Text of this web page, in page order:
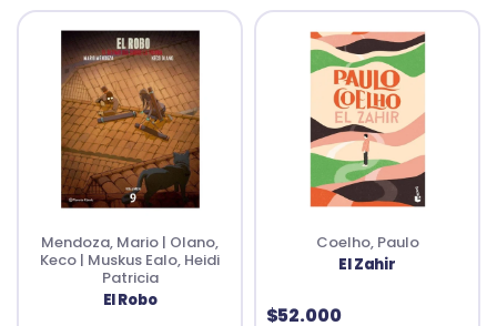
Mendoza, Mario | Olano,
Keco | Muskus Ealo, Heidi
Patricia
El Robo
Coelho, Paulo
El Zahir
$52.000